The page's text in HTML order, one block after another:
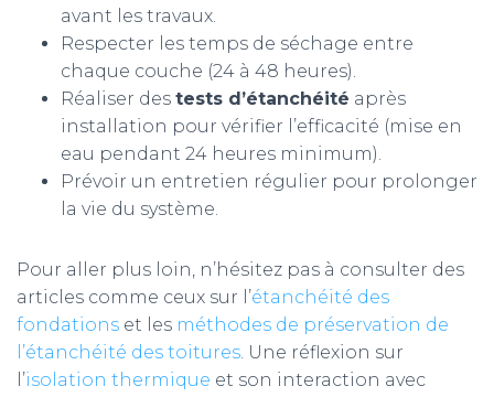
avant les travaux.
Respecter les temps de séchage entre
chaque couche (24 à 48 heures).
Réaliser des tests d’étanchéité après
installation pour vérifier l’efficacité (mise en
eau pendant 24 heures minimum).
Prévoir un entretien régulier pour prolonger
la vie du système.
Pour aller plus loin, n’hésitez pas à consulter des
articles comme ceux sur l’étanchéité des
fondations et les méthodes de préservation de
l’étanchéité des toitures . Une réflexion sur
l’isolation thermique et son interaction avec